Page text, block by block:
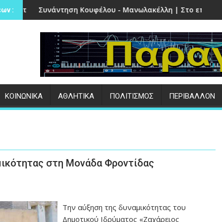
:
Κουφέλου - Μανωλακέλλη | Στο επίκεντρο το παλιό
Επιτυχημένες οι
ΚΟΙΝΩΝΙΚΑ ΑΘΛΗΤΙΚΑ ΠΟΛΙΤΙΣΜΟΣ ΠΕΡΙΒΑΛΛΟΝ
στη Μονάδα Φροντίδας
Την αύξηση της δυναμικότητας του
Δημοτικού Ιδρύματος «Ζαχάρειος